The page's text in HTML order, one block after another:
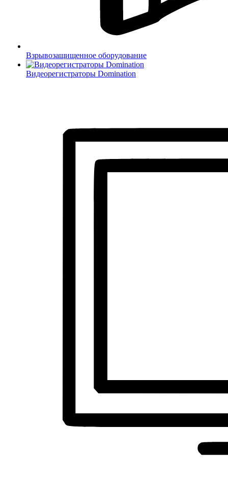
Взрывозащищенное оборудование
Видеорегистраторы Domination